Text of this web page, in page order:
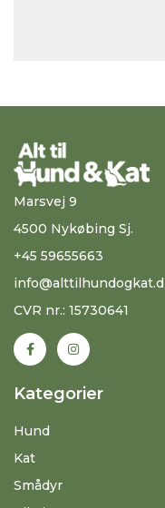
Marsvej 9
4500 Nykøbing Sj.
+45 59655663
CVR nr.: 15730641
Kategorier
Hund
Kat
Smådyr